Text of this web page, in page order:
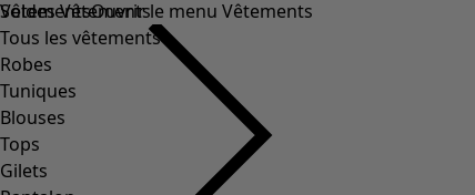
Soldes Vêtements
Tous les vêtements
Robes
Tuniques
Blouses
Tops
Gilets
VêtementsOuvrir le menu Vêtements